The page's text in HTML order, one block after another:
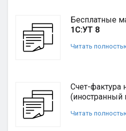
Бесплатные
1С:УТ 8
Читать
Счет-фактура
(иностранный
Читать